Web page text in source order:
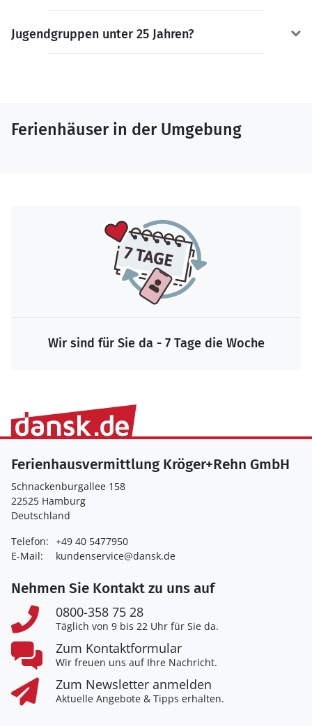
Jugendgruppen unter 25 Jahren?
Ferienhäuser in der Umgebung
Wir sind für Sie da - 7 Tage die Woche
Ferienhausvermittlung Kröger+Rehn GmbH
Schnackenburgallee 158
22525 Hamburg
Deutschland
Telefon: +49 40 5477950
E-Mail:
kundenservice@dansk.de
Nehmen Sie Kontakt zu uns auf
0800-358 75 28
Täglich von 9 bis 22 Uhr für Sie da.
Zum Kontaktformular
Wir freuen uns auf Ihre Nachricht.
Zum Newsletter anmelden
Aktuelle Angebote & Tipps erhalten.